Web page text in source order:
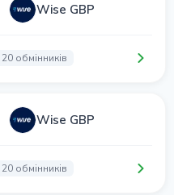
Wise GBP
20 обмінників
Wise GBP
20 обмінників